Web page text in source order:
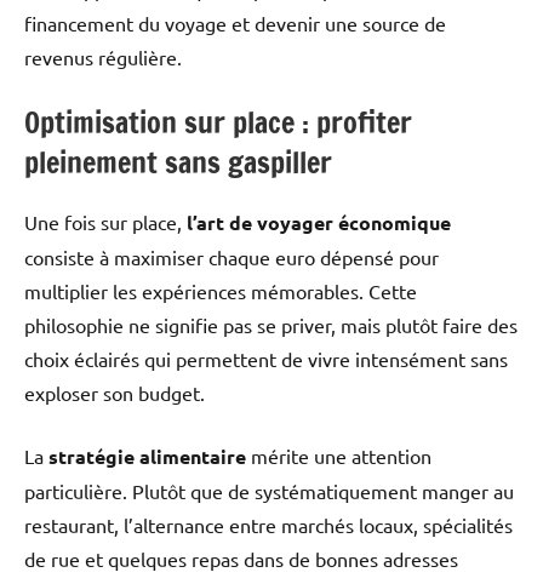
financement du voyage et devenir une source de
revenus régulière.
Optimisation sur place : profiter
pleinement sans gaspiller
Une fois sur place, l’art de voyager économique
consiste à maximiser chaque euro dépensé pour
multiplier les expériences mémorables. Cette
philosophie ne signifie pas se priver, mais plutôt faire des
choix éclairés qui permettent de vivre intensément sans
exploser son budget.
La stratégie alimentaire mérite une attention
particulière. Plutôt que de systématiquement manger au
restaurant, l’alternance entre marchés locaux, spécialités
de rue et quelques repas dans de bonnes adresses